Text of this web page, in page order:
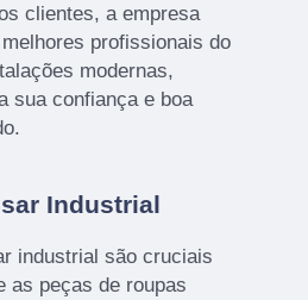
clientes, a empresa
profissionais do
modernas,
sua confiança e boa
Industrial
industrial são cruciais
as peças de roupas